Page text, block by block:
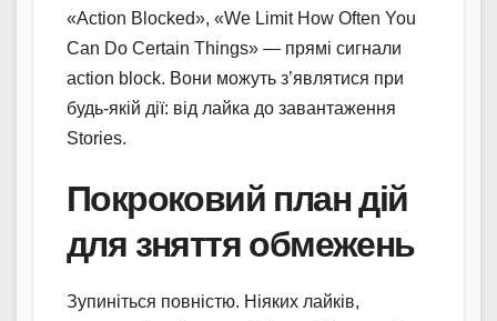
«Action Blocked», «We Limit How Often You
Can Do Certain Things» — прямі сигнали
action block. Вони можуть з’являтися при
будь-якій дії: від лайка до завантаження
Stories.
Покроковий план дій
для зняття обмежень
Зупиніться повністю. Ніяких лайків,